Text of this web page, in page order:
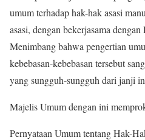
umum terhadap hak-hak asasi
asasi, dengan bekerjasama
Menimbang bahwa pengertian
kebebasan-kebebasan tersebut
yang sungguh-sungguh dari janji
Majelis Umum dengan ini
Pernyataan Umum tentang Hak-